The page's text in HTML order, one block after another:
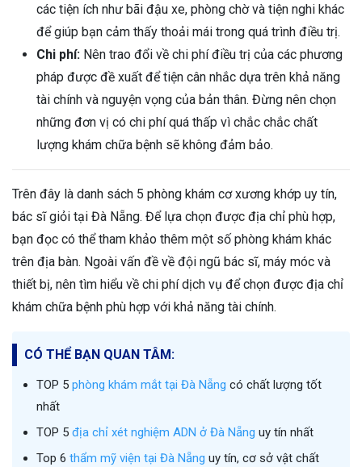
các tiện ích như bãi đậu xe, phòng chờ và tiện nghi khác
để giúp bạn cảm thấy thoải mái trong quá trình điều trị.
Chi phí: Nên trao đổi về chi phí điều trị của các phương
pháp được đề xuất để tiện cân nhắc dựa trên khả năng
tài chính và nguyện vọng của bản thân. Đừng nên chọn
những đơn vị có chi phí quá thấp vì chắc chắc chất
lượng khám chữa bệnh sẽ không đảm bảo.
Trên đây là danh sách 5 phòng khám cơ xương khớp uy tín,
bác sĩ giỏi tại Đà Nẵng. Để lựa chọn được địa chỉ phù hợp,
bạn đọc có thể tham khảo thêm một số phòng khám khác
trên địa bàn. Ngoài vấn đề về đội ngũ bác sĩ, máy móc và
thiết bị, nên tìm hiểu về chi phí dịch vụ để chọn được địa chỉ
khám chữa bệnh phù hợp với khả năng tài chính.
CÓ THỂ BẠN QUAN TÂM:
TOP 5 phòng khám mắt tại Đà Nẵng có chất lượng tốt
nhất
TOP 5 địa chỉ xét nghiệm ADN ở Đà Nẵng uy tín nhất
Top 6 thẩm mỹ viện tại Đà Nẵng uy tín, cơ sở vật chất